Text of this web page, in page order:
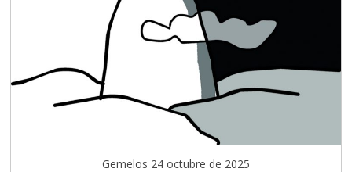
Gemelos 24 octubre de 2025